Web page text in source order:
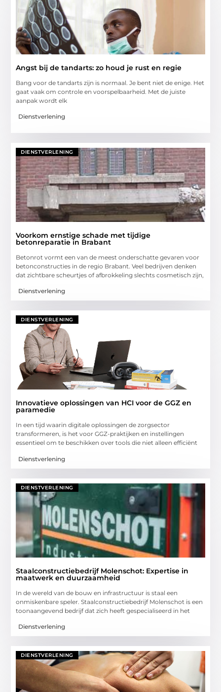
Angst bij de tandarts: zo houd je rust en regie
Bang voor de tandarts zijn is normaal. Je bent niet de enige. Het
gaat vaak om controle en voorspelbaarheid. Met de juiste
aanpak wordt elk
Dienstverlening
DIENSTVERLENING
Voorkom ernstige schade met tijdige
betonreparatie in Brabant
Betonrot vormt een van de meest onderschatte gevaren voor
betonconstructies in de regio Brabant. Veel bedrijven denken
dat zichtbare scheurtjes of afbrokkeling slechts cosmetisch zijn,
Dienstverlening
DIENSTVERLENING
Innovatieve oplossingen van HCI voor de GGZ en
paramedie
In een tijd waarin digitale oplossingen de zorgsector
transformeren, is het voor GGZ-praktijken en instellingen
essentieel om te beschikken over tools die niet alleen efficiënt
Dienstverlening
DIENSTVERLENING
Staalconstructiebedrijf Molenschot: Expertise in
maatwerk en duurzaamheid
In de wereld van de bouw en infrastructuur is staal een
onmiskenbare speler. Staalconstructiebedrijf Molenschot is een
toonaangevend bedrijf dat zich heeft gespecialiseerd in het
Dienstverlening
DIENSTVERLENING